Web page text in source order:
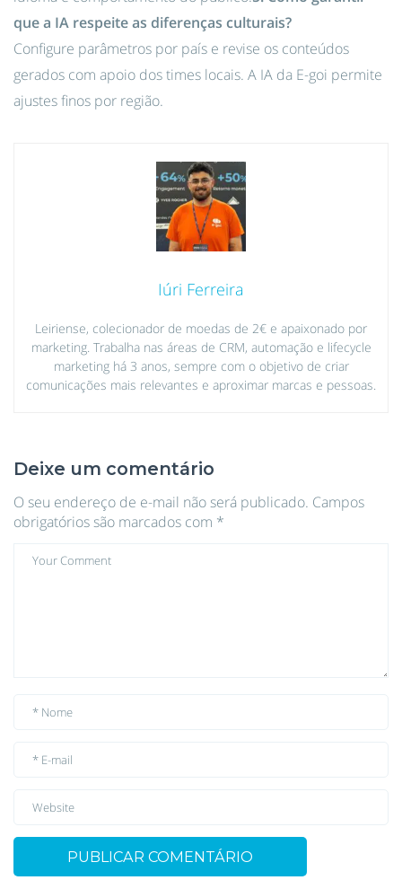
que a IA respeite as diferenças culturais?
Configure parâmetros por país e revise os conteúdos
gerados com apoio dos times locais. A IA da E-goi permite
ajustes finos por região.
Iúri Ferreira
Leiriense, colecionador de moedas de 2€ e apaixonado por
marketing. Trabalha nas áreas de CRM, automação e lifecycle
marketing há 3 anos, sempre com o objetivo de criar
comunicações mais relevantes e aproximar marcas e pessoas.
Deixe um comentário
O seu endereço de e-mail não será publicado. Campos
obrigatórios são marcados com *